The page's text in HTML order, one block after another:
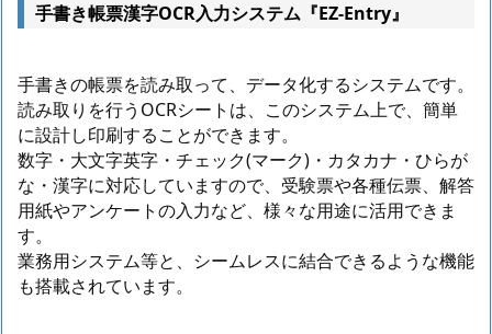
手書き帳票漢字OCR入力システム『EZ-Entry』
手書きの帳票を読み取って、データ化するシステムです。
読み取りを行うOCRシートは、このシステム上で、簡単
に設計し印刷することができます。
数字・大文字英字・チェック(マーク)・カタカナ・ひらが
な・漢字に対応していますので、受験票や各種伝票、解答
用紙やアンケートの入力など、様々な用途に活用できま
す。
業務用システム等と、シームレスに結合できるような機能
も搭載されています。